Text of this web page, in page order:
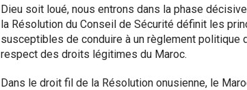
Dieu soit loué, nous entrons dans la phase
la Résolution du Conseil de Sécurité définit les
susceptibles de conduire à un règlement
respect des droits légitimes du Maroc.
Dans le droit fil de la Résolution onusienne, le